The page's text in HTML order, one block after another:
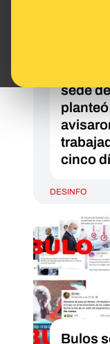
en el
sede
cinco
DESINFO
Bulos